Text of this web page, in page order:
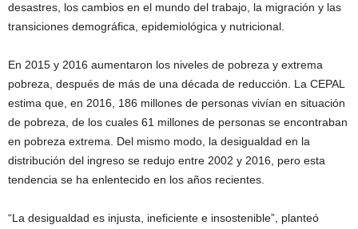
desastres, los cambios en el mundo del trabajo, la migración y las
transiciones demográfica, epidemiológica y nutricional.
En 2015 y 2016 aumentaron los niveles de pobreza y extrema
pobreza, después de más de una década de reducción. La CEPAL
estima que, en 2016, 186 millones de personas vivían en situación
de pobreza, de los cuales 61 millones de personas se encontraban
en pobreza extrema. Del mismo modo, la desigualdad en la
distribución del ingreso se redujo entre 2002 y 2016, pero esta
tendencia se ha enlentecido en los años recientes.
“La desigualdad es injusta, ineficiente e insostenible”, planteó